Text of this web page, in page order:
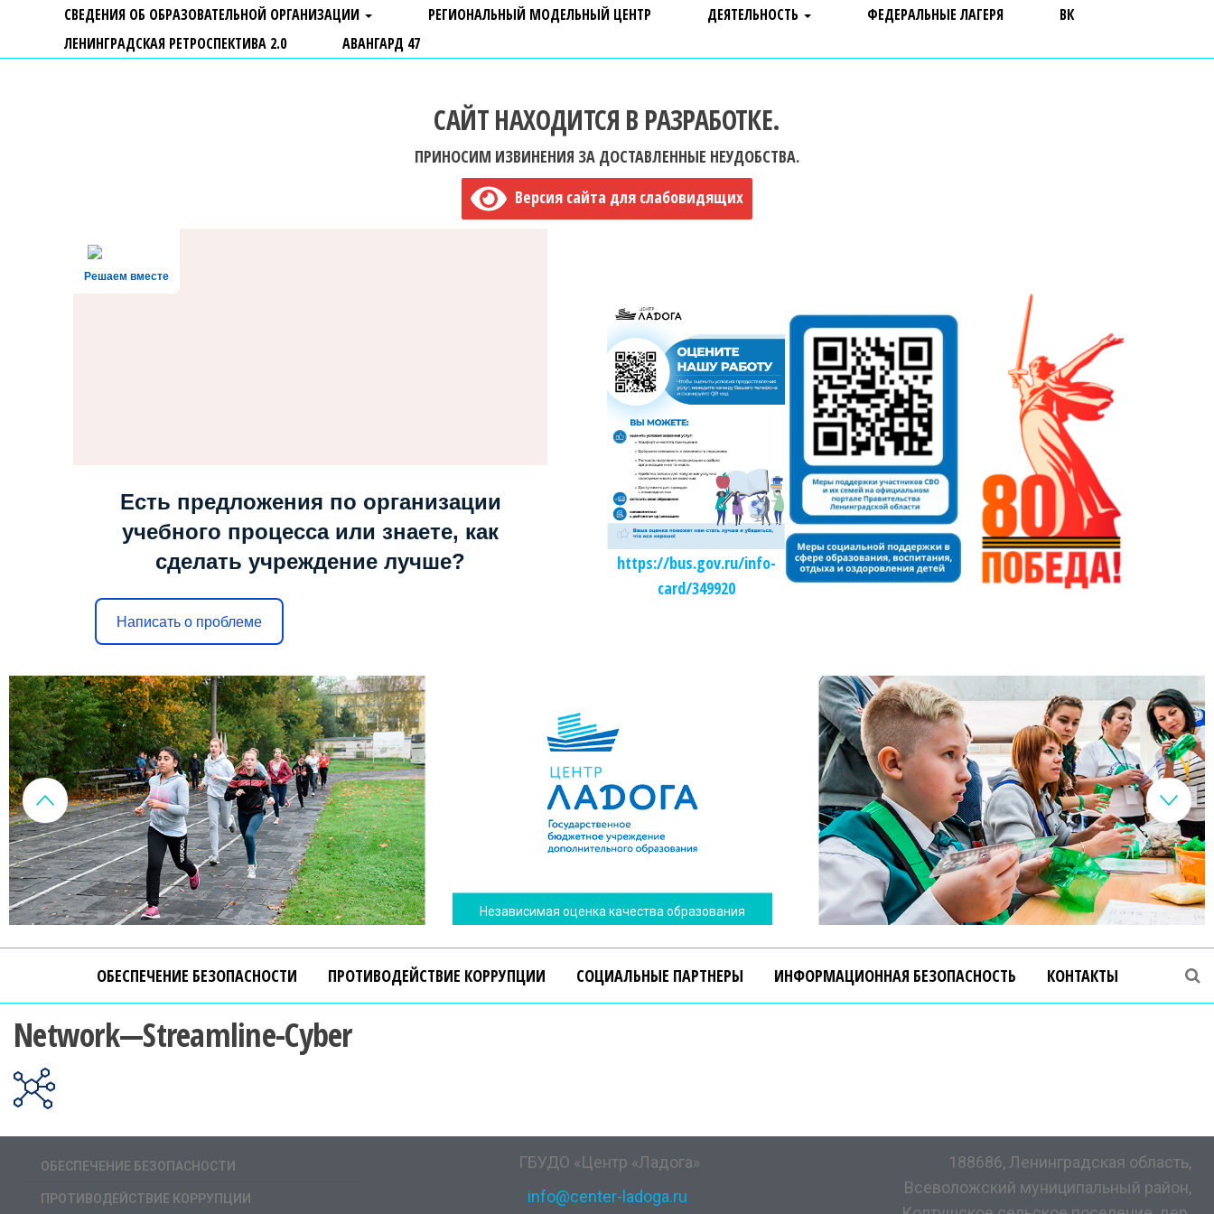
СВЕДЕНИЯ ОБ ОБРАЗОВАТЕЛЬНОЙ ОРГАНИЗАЦИИ РЕГИОНАЛЬНЫЙ МОДЕЛЬНЫЙ ЦЕНТР ДЕЯТЕЛЬНОСТЬ ФЕДЕРАЛЬНЫЕ ЛАГЕРЯ
ВК
ЛЕНИНГРАДСКАЯ РЕТРОСПЕКТИВА 2.0
АВАНГАРД 47
САЙТ НАХОДИТСЯ В РАЗРАБОТКЕ.
ПРИНОСИМ ИЗВИНЕНИЯ ЗА ДОСТАВЛЕННЫЕ НЕУДОБСТВА.
Версия сайта для слабовидящих
Решаем вместе
Есть предложения по организации
учебного процесса или знаете, как
сделать учреждение лучше?
Написать о проблеме
https://bus.gov.ru/info-
card/349920
Независимая оценка качества образования
ОБЕСПЕЧЕНИЕ БЕЗОПАСНОСТИ ПРОТИВОДЕЙСТВИЕ КОРРУПЦИИ СОЦИАЛЬНЫЕ ПАРТНЕРЫ ИНФОРМАЦИОННАЯ БЕЗОПАСНОСТЬ КОНТАКТЫ
Network—Streamline-Cyber
ОБЕСПЕЧЕНИЕ БЕЗОПАСНОСТИ
ПРОТИВОДЕЙСТВИЕ КОРРУПЦИИ
ГБУДО «Центр «Ладога»
info@center-ladoga.ru
188686, Ленинградская область,
Всеволожский муниципальный район,